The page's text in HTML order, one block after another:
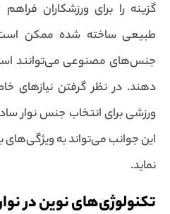
گزینه را برای ورزشکاران
طبیعی ساخته شده ممکن است
جنس‌های مصنوعی می‌توانند
دهند. در نظر گرفتن نیازهای
ورزشی برای انتخاب جنس نوار
این جوانب می‌تواند به ویژگی‌های
نماید.
تکنولوژی‌های نوین در